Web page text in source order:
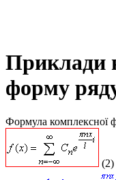
Приклади
форму
Формула комплексної
(2)